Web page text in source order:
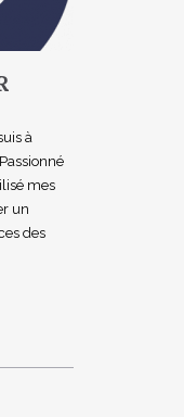
à
mes
un
des